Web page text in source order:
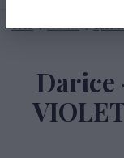
Darice